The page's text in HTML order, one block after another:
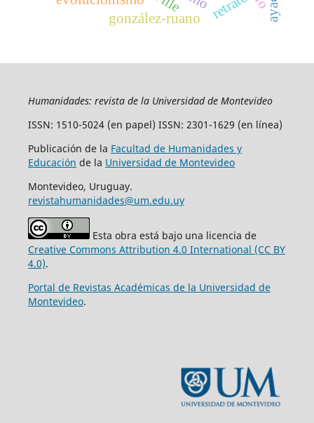
gonzález-ruano
Humanidades: revista de la Universidad de Montevideo
ISSN: 1510-5024 (en papel) ISSN: 2301-1629 (en línea)
Publicación de la Facultad de Humanidades y
Educación de la Universidad de Montevideo
Montevideo, Uruguay.
revistahumanidades@um.edu.uy
Esta obra está bajo una licencia de
Creative Commons Attribution 4.0 International (CC BY
4.0).
Portal de Revistas Académicas de la Universidad de
Montevideo.